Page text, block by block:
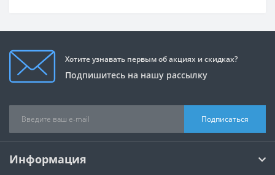
Хотите узнавать первым об акциях и скидках?
Подпишитесь на нашу рассылку
Подписаться
Информация